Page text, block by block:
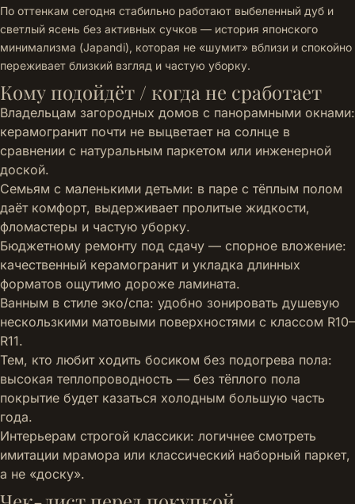
По оттенкам сегодня стабильно работают выбеленный дуб и
светлый ясень без активных сучков — история японского
минимализма (Japandi), которая не «шумит» вблизи и спокойно
переживает близкий взгляд и частую уборку.
Кому подойдёт / когда не сработает
Владельцам загородных домов с панорамными окнами:
керамогранит почти не выцветает на солнце в
сравнении с натуральным паркетом или инженерной
доской.
Семьям с маленькими детьми: в паре с тёплым полом
даёт комфорт, выдерживает пролитые жидкости,
фломастеры и частую уборку.
Бюджетному ремонту под сдачу — спорное вложение:
качественный керамогранит и укладка длинных
форматов ощутимо дороже ламината.
Ванным в стиле эко/спа: удобно зонировать душевую
нескользкими матовыми поверхностями с классом R10–
R11.
Тем, кто любит ходить босиком без подогрева пола:
высокая теплопроводность — без тёплого пола
покрытие будет казаться холодным большую часть
года.
Интерьерам строгой классики: логичнее смотреть
имитации мрамора или классический наборный паркет,
а не «доску».